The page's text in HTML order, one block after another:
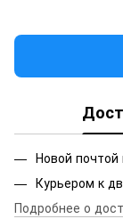
Новой
Курьером к
Подробнее о